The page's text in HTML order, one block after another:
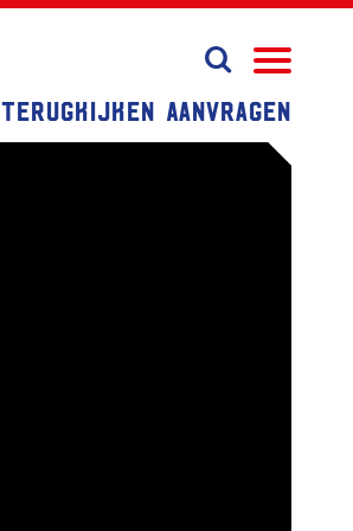
Terugkijken Aanvragen